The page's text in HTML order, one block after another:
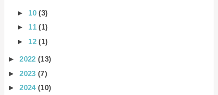
► 10(3)
► 11(1)
► 12(1)
►2022(13)
►2023(7)
►2024(10)